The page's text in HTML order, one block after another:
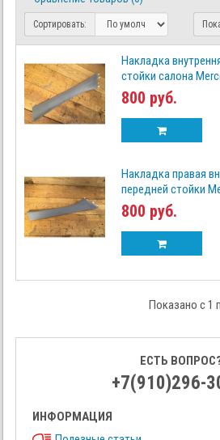
Сортировать:
Накладка
стойки салона
800 руб.
Накладка правая
передней стойки
800 руб.
Показано с 1
ЕСТЬ
+7(910)296-
ИНФОРМАЦИЯ